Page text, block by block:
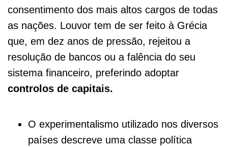
consentimento dos mais altos cargos de todas
as nações. Louvor tem de ser feito à Grécia
que, em dez anos de pressão, rejeitou a
resolução de bancos ou a falência do seu
sistema financeiro, preferindo adoptar
controlos de capitais.
O experimentalismo utilizado nos diversos
países descreve uma classe política